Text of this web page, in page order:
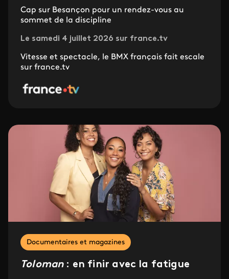
Cap sur Besançon pour un rendez-vous au
sommet de la discipline
Le samedi 4 juillet 2026 sur france.tv
Vitesse et spectacle, le BMX français fait escale
sur france.tv
Documentaires et magazines
Toloman: en finir avec la fatigue